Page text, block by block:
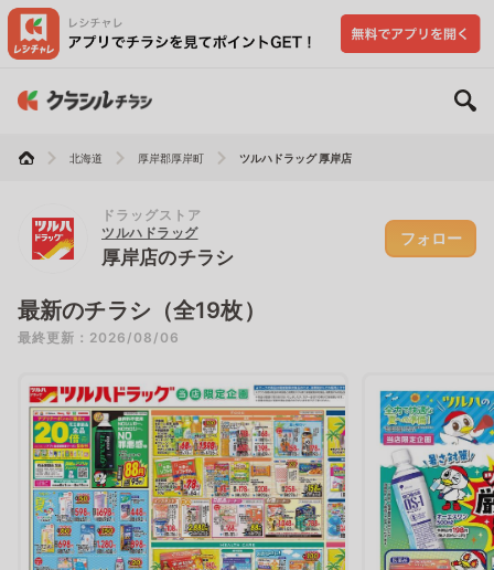
北海道 厚岸郡厚岸町 ツルハドラッグ 厚岸店
ドラッグストア
ツルハドラッグ
厚岸店のチラシ
フォロー
最新のチラシ（全19枚）
最終更新：2026/08/06